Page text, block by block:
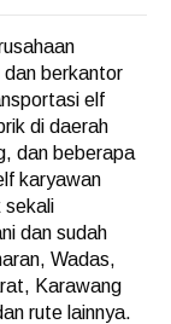
berkantor
elf
di daerah
dan beberapa
karyawan
sekali
dan sudah
Wadas,
Karawang
rute lainnya.